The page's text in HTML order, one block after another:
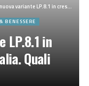
LP.8.1 in crescita in Europa e Italia. Quali sono i sintomi
BENESSERE
LP.8.1 in
Quali